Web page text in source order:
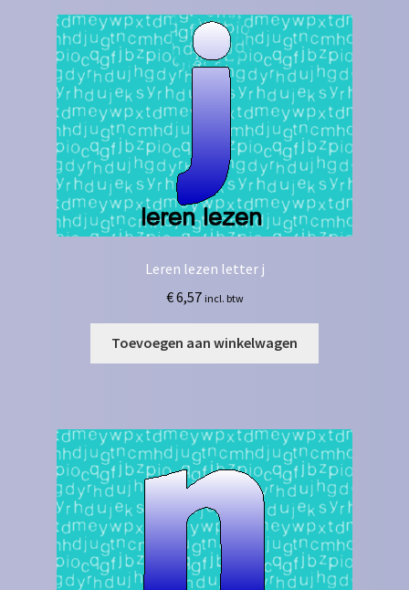
Leren lezen letter j
€6,57 incl. btw
Toevoegen aan winkelwagen